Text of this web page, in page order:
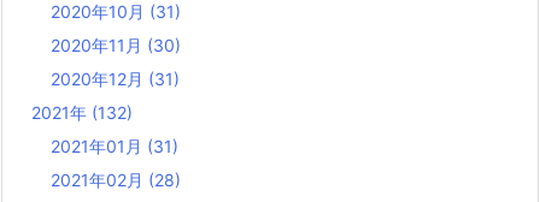
2020年10月 (31)
2020年11月 (30)
2020年12月 (31)
2021年 (132)
2021年01月 (31)
2021年02月 (28)